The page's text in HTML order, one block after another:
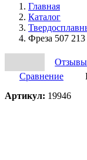
Главная
Каталог
Фреза 507
Отзывы
Сравнение
Артикул: 19946